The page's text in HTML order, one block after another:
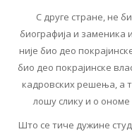
С друге стране, не
биографија и заменика
није био део
био део покрајинске
кадровских решења, а
лошу слику и о
Што се тиче дужине